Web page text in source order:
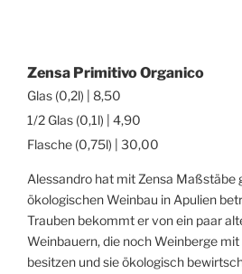
Zensa Primitivo Organico
Glas (0,2l) | 8,50
1/2 Glas (0,1l) | 4,90
Flasche (0,75l) | 30,00
Alessandro hat mit Zensa Maßstäbe
ökologischen Weinbau in Apulien
Trauben bekommt er von ein paar
Weinbauern, die noch Weinberge
besitzen und sie ökologisch